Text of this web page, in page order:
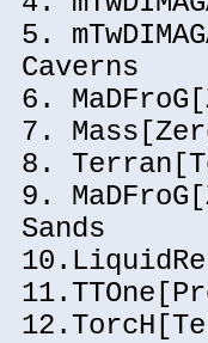
5.
Caverns
6.
7.
8.
9.
Sands